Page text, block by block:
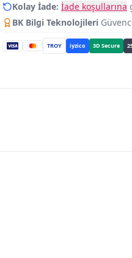
Kolay İade: İade koşullarına
BK Bilgi Teknolojileri
TROY iyzico 3D Secure